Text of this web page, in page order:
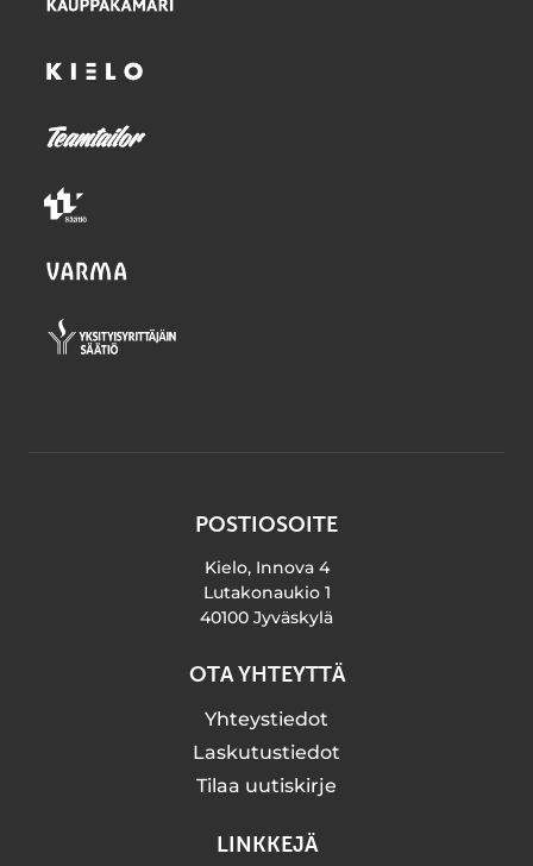
POSTIOSOITE
Kielo, Innova 4
Lutakonaukio 1
40100 Jyväskylä
OTA YHTEYTTÄ
Yhteystiedot
Laskutustiedot
Tilaa uutiskirje
LINKKEJÄ